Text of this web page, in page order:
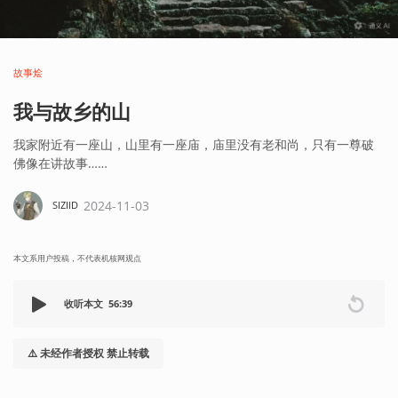
故事烩
我与故乡的山
我家附近有一座山，山里有一座庙，庙里没有老和尚，只有一尊破
佛像在讲故事……
SIZIID 2024-11-03
本文系用户投稿，不代表机核网观点
收听本文 56:39
⚠️ 未经作者授权 禁止转载